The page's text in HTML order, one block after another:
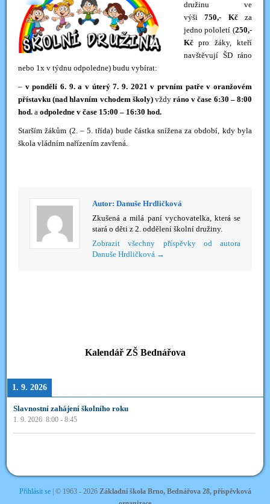
družinu ve
výši750,- Kč za
jedno pololetí (250,-
Kčpro žáky, kteří
navštěvují ŠD ráno
nebo 1x v týdnu odpoledne) budu vybírat:
– v pondělí 6. 9. a v úterý 7. 9. 2021 v prvním patře v oranžovém
přístavku (nad hlavním vchodem školy)vždyráno v čase 6:30 – 8:00
hod. aodpoledne v čase 15:00 – 16:30 hod.
Starším žákům (2. – 5. třída) bude částka snížena za období, kdy byla
škola vládním nařízením zavřená.
Autor: Danuše Hrdličková
Zkušená a milá paní vychovatelka, která se
stará o děti z 2. oddělení školní družiny.
Zobrazit všechny příspěvky od autora
Danuše Hrdličková →
Kalendář ZŠ Bednářova
1. 9. 2026
Slavnostní zahájení školního roku
1. 9. 2026 8:00 -8:45
Přihlásit se| © 1963 - 2026 Základní škola Brno, Bednářova 28, příspěvková